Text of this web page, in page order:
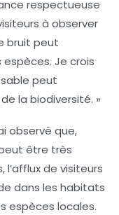
respectueuse
à observer
bruit peut
Je crois
peut
la biodiversité. »
observé que,
être très
de visiteurs
dans les habitats
espèces locales.